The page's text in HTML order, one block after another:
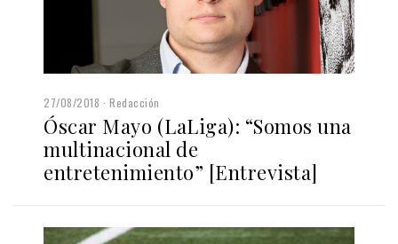
27/08/2018 Redacción
Óscar Mayo (LaLiga): “Somos una
multinacional de
entretenimiento” [Entrevista]